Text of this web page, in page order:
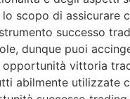
molte piattaforme
diversi metodi
credito, bonifici
la pelle
l’esame delle
opzioni di